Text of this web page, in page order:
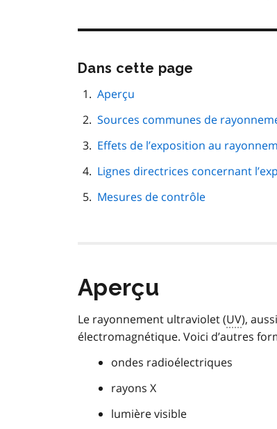
Dans cette page
page
Aperçu
Sources communes de
Effets de l’exposition au
Lignes directrices concernant
Mesures de contrôle
Aperçu
Le rayonnement ultraviolet (UV),
électromagnétique. Voici d’autres
ondes radioélectriques
rayons X
lumière visible